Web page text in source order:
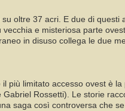
oltre 37 acri. E due di questi
e misteriosa parte
in disuso collega le due
più limitato accesso ovest è
Rossetti). Le storie
saga così controversa che